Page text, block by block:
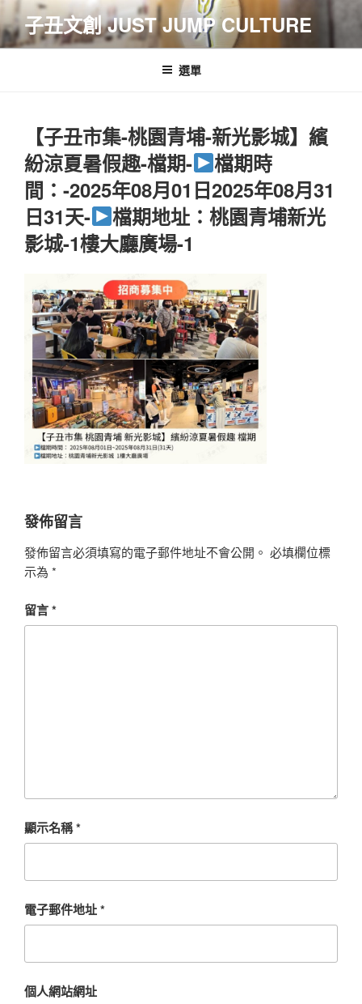
跳
至
主
子丑文創 JUST JUMP CULTURE
選單
【子丑市集-桃園青埔-新光影城】繽
紛涼夏暑假趣-檔期-
檔期時
間：-2025年08月01日2025年08月31
日31天-
檔期地址：桃園青埔新光
影城-1樓大廳廣場-1
發佈留言
發佈留言必須填寫的電子郵件地址不會公開。 必填欄位標
示為 *
留言*
顯示名稱*
電子郵件地址*
個人網站網址